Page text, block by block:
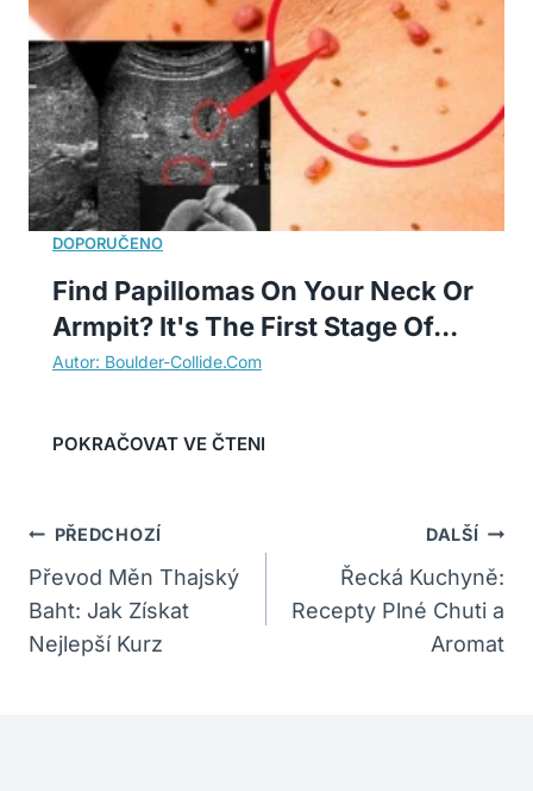
Find Papillomas On Your Neck Or
Armpit? It's The First Stage Of...
Navigace
Pro
Příspěvek
PŘEDCHOZÍ
Převod Měn Thajský
Baht: Jak Získat
Nejlepší Kurz
DALŠÍ
Řecká Kuchyně:
Recepty Plné Chuti a
Aromat